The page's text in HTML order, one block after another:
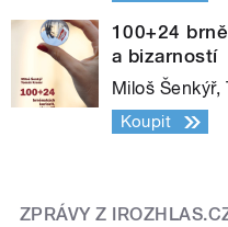
100+24
a bizarností
Miloš Šenkýř,
Koupit
ZPRÁVY Z